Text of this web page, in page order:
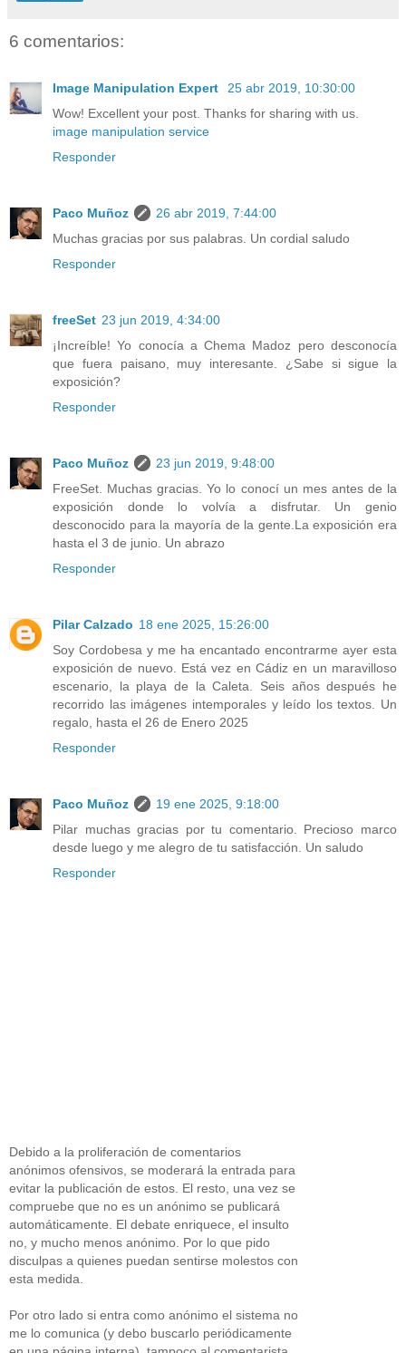
6 comentarios:
Image Manipulation Expert
25 abr 2019, 10:30:00
Wow! Excellent your post. Thanks for sharing with us.
image manipulation service
Responder
Paco Muñoz
26 abr 2019, 7:44:00
Muchas gracias por sus palabras. Un cordial saludo
Responder
freeSet 23 jun 2019, 4:34:00
¡Increíble! Yo conocía a Chema Madoz pero desconocía
que fuera paisano, muy interesante. ¿Sabe si sigue la
exposición?
Responder
Paco Muñoz
23 jun 2019, 9:48:00
FreeSet. Muchas gracias. Yo lo conocí un mes antes de la
exposición donde lo volvía a disfrutar. Un genio
desconocido para la mayoría de la gente.La exposición era
hasta el 3 de junio. Un abrazo
Responder
Pilar Calzado 18 ene 2025, 15:26:00
Soy Cordobesa y me ha encantado encontrarme ayer esta
exposición de nuevo. Está vez en Cádiz en un maravilloso
escenario, la playa de la Caleta. Seis años después he
recorrido las imágenes intemporales y leído los textos. Un
regalo, hasta el 26 de Enero 2025
Responder
Paco Muñoz
19 ene 2025, 9:18:00
Pilar muchas gracias por tu comentario. Precioso marco
desde luego y me alegro de tu satisfacción. Un saludo
Responder
Debido a la proliferación de comentarios
anónimos ofensivos, se moderará la entrada para
evitar la publicación de estos. El resto, una vez se
compruebe que no es un anónimo se publicará
automáticamente. El debate enriquece, el insulto
no, y mucho menos anónimo. Por lo que pido
disculpas a quienes puedan sentirse molestos con
esta medida.
Por otro lado si entra como anónimo el sistema no
me lo comunica (y debo buscarlo periódicamente